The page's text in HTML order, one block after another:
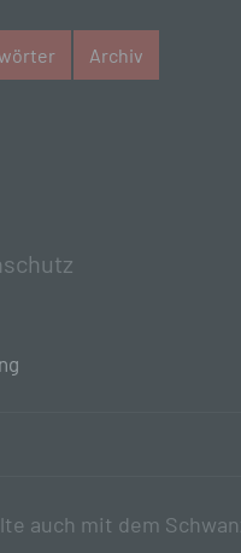
Archiv
auch mit dem